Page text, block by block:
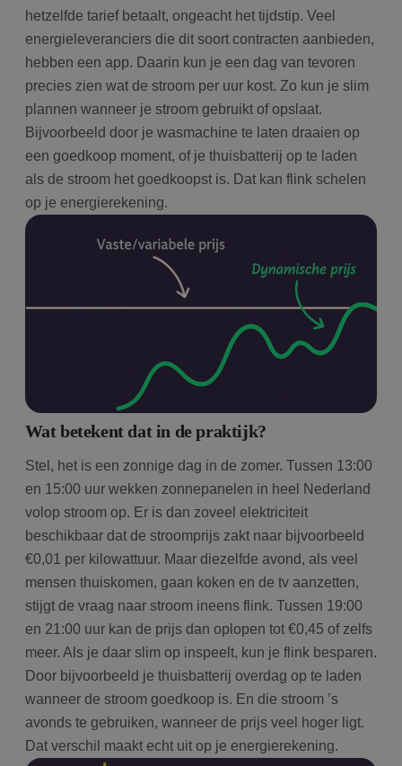
hetzelfde tarief betaalt, ongeacht het tijdstip. Veel
energieleveranciers die dit soort contracten aanbieden,
hebben een app. Daarin kun je een dag van tevoren
precies zien wat de stroom per uur kost. Zo kun je slim
plannen wanneer je stroom gebruikt of opslaat.
Bijvoorbeeld door je wasmachine te laten draaien op
een goedkoop moment, of je thuisbatterij op te laden
als de stroom het goedkoopst is. Dat kan flink schelen
op je energierekening.
Wat betekent dat in de praktijk?
Stel, het is een zonnige dag in de zomer. Tussen 13:00
en 15:00 uur wekken zonnepanelen in heel Nederland
volop stroom op. Er is dan zoveel elektriciteit
beschikbaar dat de stroomprijs zakt naar bijvoorbeeld
€0,01 per kilowattuur. Maar diezelfde avond, als veel
mensen thuiskomen, gaan koken en de tv aanzetten,
stijgt de vraag naar stroom ineens flink. Tussen 19:00
en 21:00 uur kan de prijs dan oplopen tot €0,45 of zelfs
meer. Als je daar slim op inspeelt, kun je flink besparen.
Door bijvoorbeeld je thuisbatterij overdag op te laden
wanneer de stroom goedkoop is. En die stroom ’s
avonds te gebruiken, wanneer de prijs veel hoger ligt.
Dat verschil maakt echt uit op je energierekening.